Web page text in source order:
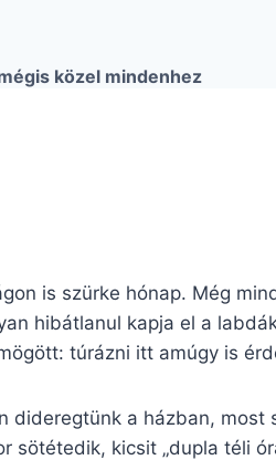
közel mindenhez
is szürke hónap. Még
hibátlanul kapja el a
túrázni itt amúgy is
dideregtünk a házban,
sötétedik, kicsit „dupla téli